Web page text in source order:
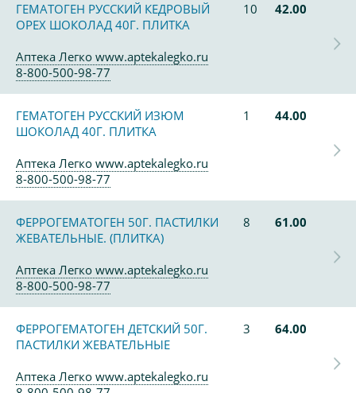
ГЕМАТОГЕН РУССКИЙ КЕДРОВЫЙ
ОРЕХ ШОКОЛАД 40Г. ПЛИТКА
10 42.00
Аптека Легко www.aptekalegko.ru
8-800-500-98-77
ГЕМАТОГЕН РУССКИЙ ИЗЮМ
ШОКОЛАД 40Г. ПЛИТКА
1 44.00
Аптека Легко www.aptekalegko.ru
8-800-500-98-77
ФЕРРОГЕМАТОГЕН 50Г. ПАСТИЛКИ
ЖЕВАТЕЛЬНЫЕ. (ПЛИТКА)
8 61.00
Аптека Легко www.aptekalegko.ru
8-800-500-98-77
ФЕРРОГЕМАТОГЕН ДЕТСКИЙ 50Г.
ПАСТИЛКИ ЖЕВАТЕЛЬНЫЕ
3 64.00
Аптека Легко www.aptekalegko.ru